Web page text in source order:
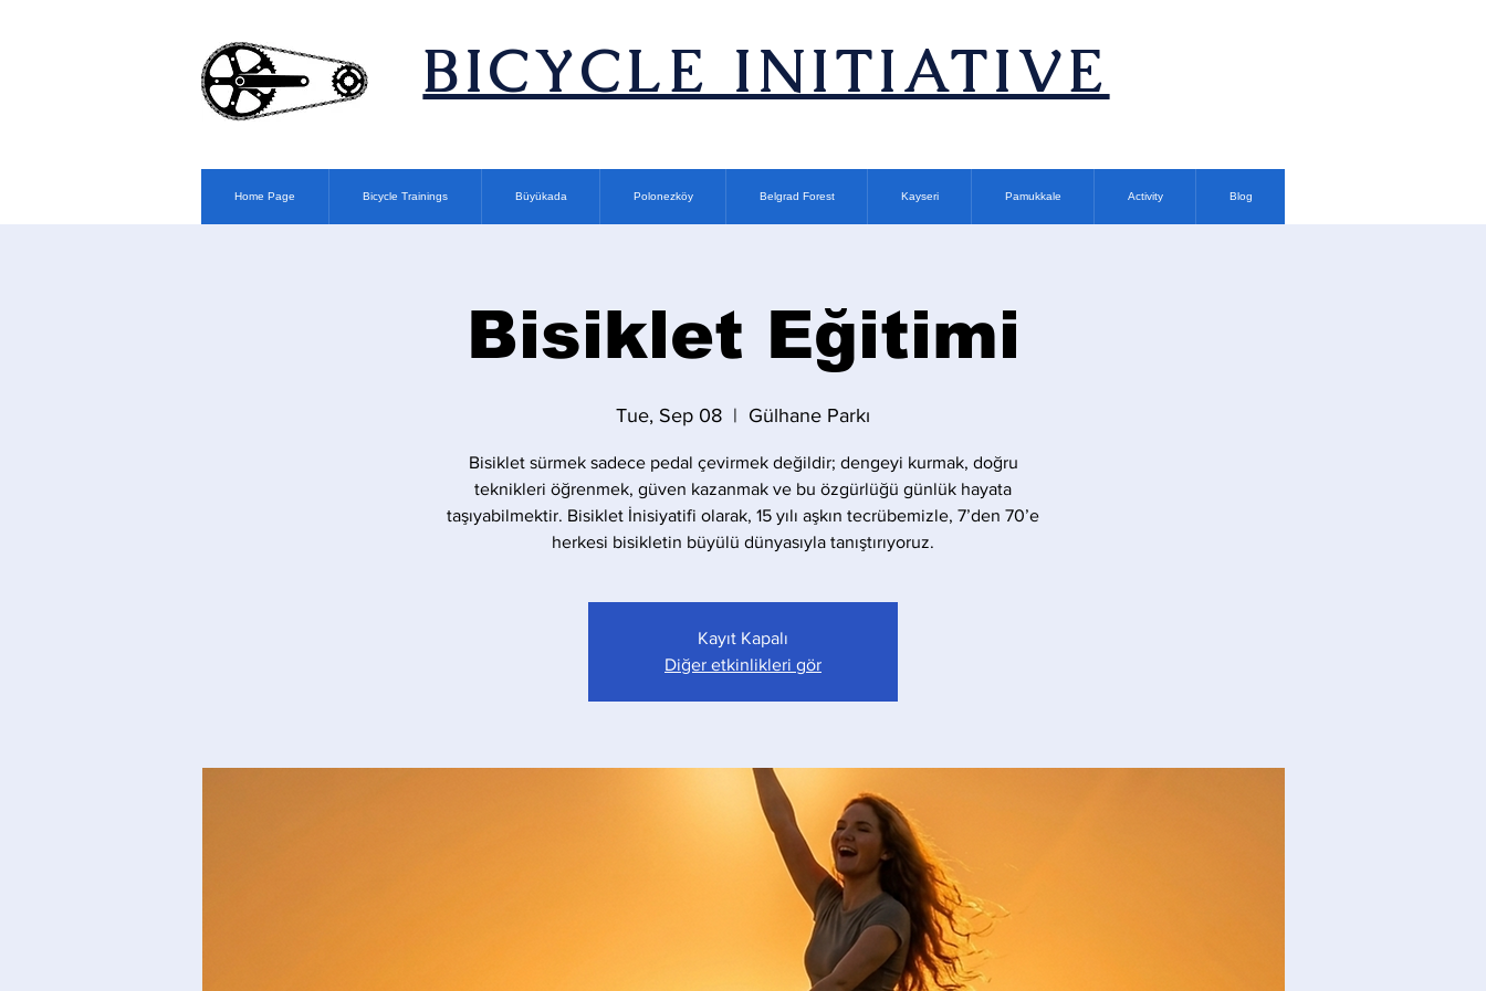
​BICYCLE INITIATIVE
Home Page Bicycle Trainings Büyükada Polonezköy Belgrad Forest Kayseri Pamukkale Activity Blog
Bisiklet Eğitimi
Tue, Sep 08
  |
Gülhane Parkı
Bisiklet sürmek sadece pedal çevirmek değildir; dengeyi kurmak, doğru
teknikleri öğrenmek, güven kazanmak ve bu özgürlüğü günlük hayata
taşıyabilmektir. Bisiklet İnisiyatifi olarak, 15 yılı aşkın tecrübemizle, 7’den 70’e
herkesi bisikletin büyülü dünyasıyla tanıştırıyoruz.
Kayıt Kapalı
Diğer etkinlikleri gör